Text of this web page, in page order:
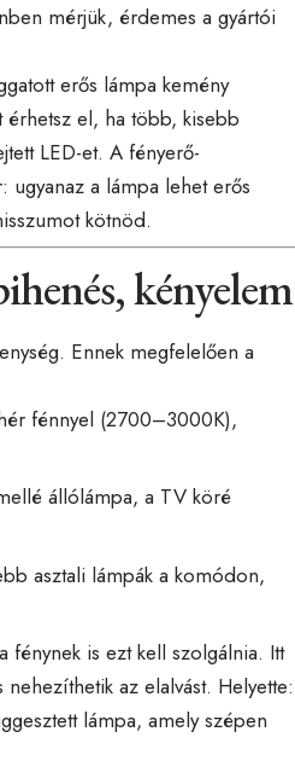
mérjük, érdemes a gyártói
erős lámpa kemény
érhetsz el, ha több, kisebb
LED-et. A fényerő-
ugyanaz a lámpa lehet erős
kötnöd.
kényelem
Ennek megfelelően a
fénnyel (2700–3000K),
állólámpa, a TV köré
asztali lámpák a komódon,
fénynek is ezt kell szolgálnia. Itt
az elalvást. Helyette:
lámpa, amely szépen